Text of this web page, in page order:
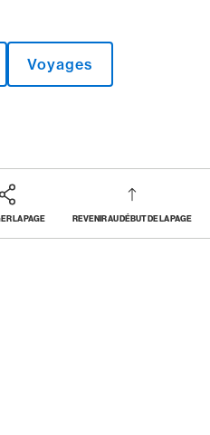
Voyages
LA PAGE REVENIR AU DÉBUT DE LA PAGE